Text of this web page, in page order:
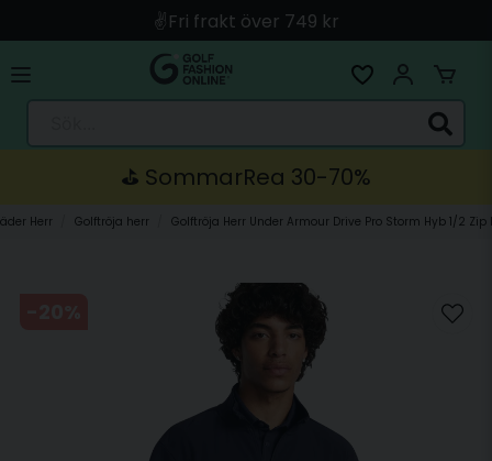
🚀 Snabb leverans med Instabox & PostNord
🛍️ Betala med Swish, Apple Pay, Kort & Faktura
🚚 Skickas direkt från lagret i Linköping
⛳️ SommarRea 30-70%
Herr Golftröja herr Golftröja Herr Under Armour Drive Pro Storm Hyb 1/2 Zip